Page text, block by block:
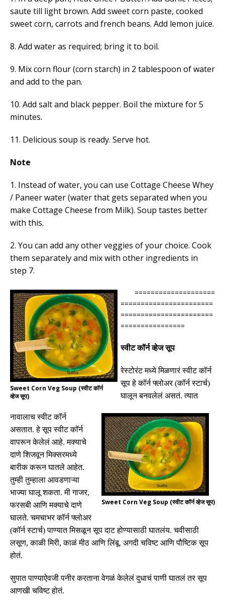
saute till light brown. Add sweet corn paste, cooked
sweet corn, carrots and french beans. Add lemon juice.
8. Add water as required; bring it to boil.
9. Mix corn flour (corn starch) in 2 tablespoon of water
and add to the pan.
10. Add salt and black pepper. Boil the mixture for 5
minutes.
11. Delicious soup is ready. Serve hot.
Note
1. Instead of water, you can use Cottage Cheese Whey
/ Paneer water (water that gets separated when you
make Cottage Cheese from Milk). Soup tastes better
with this.
2. You can add any other veggies of your choice. Cook
them separately and mix with other ingredients in
step 7.
Sweet Corn Veg Soup (स्वीट कॉर्न
व्हेज सूप)
Sweet Corn Veg Soup (स्वीट कॉर्न व्हेज सूप)
====================
=======================
=======================
================
स्वीट कॉर्न व्हेज सूप
रेस्टोरंट मध्ये मिळणारं स्वीट कॉर्न
सूप हे कॉर्न फ्लोअर(कॉर्न स्टार्च)
घालून बनवलेलं असतं.त्यात
नावालाच स्वीट कॉर्न
असतात.हे सूप स्वीट कॉर्न
वापरून केलेलं आहे.मक्याचे
दाणे शिजवून मिक्सरमध्ये
बारीक करून घातले आहेत.
तुम्ही तुम्हाला आवडणाऱ्या
भाज्या घालू शकता.मी गाजर,
फरसबी आणि मक्याचे दाणे
घालते.चमचाभर कॉर्न फ्लोअर
(कॉर्न स्टार्च)पाण्यात मिसळून सूप दाट होण्यासाठी घातलंय.चवीसाठी
लसूण,काळी मिरी,काळं मीठ आणि लिंबू. अगदी चविष्ट आणि पौष्टिक सूप
होतं.
सुपात पाण्याऐवजी पनीर करताना वेगळं केलेलं दुधाचं पाणी घातलं तर सूप
आणखी चविष्ट होतं.